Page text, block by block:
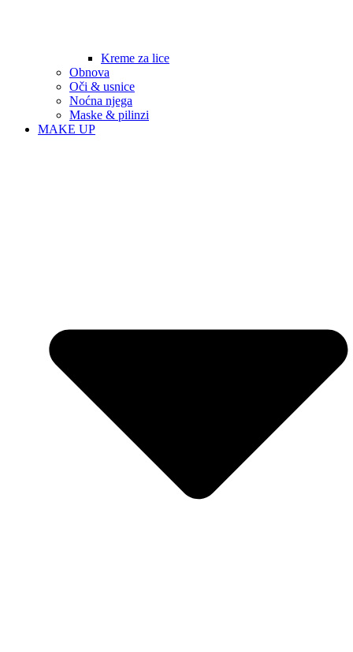
Kreme za lice
Obnova
Oči & usnice
Noćna njega
Maske & pilinzi
MAKE UP